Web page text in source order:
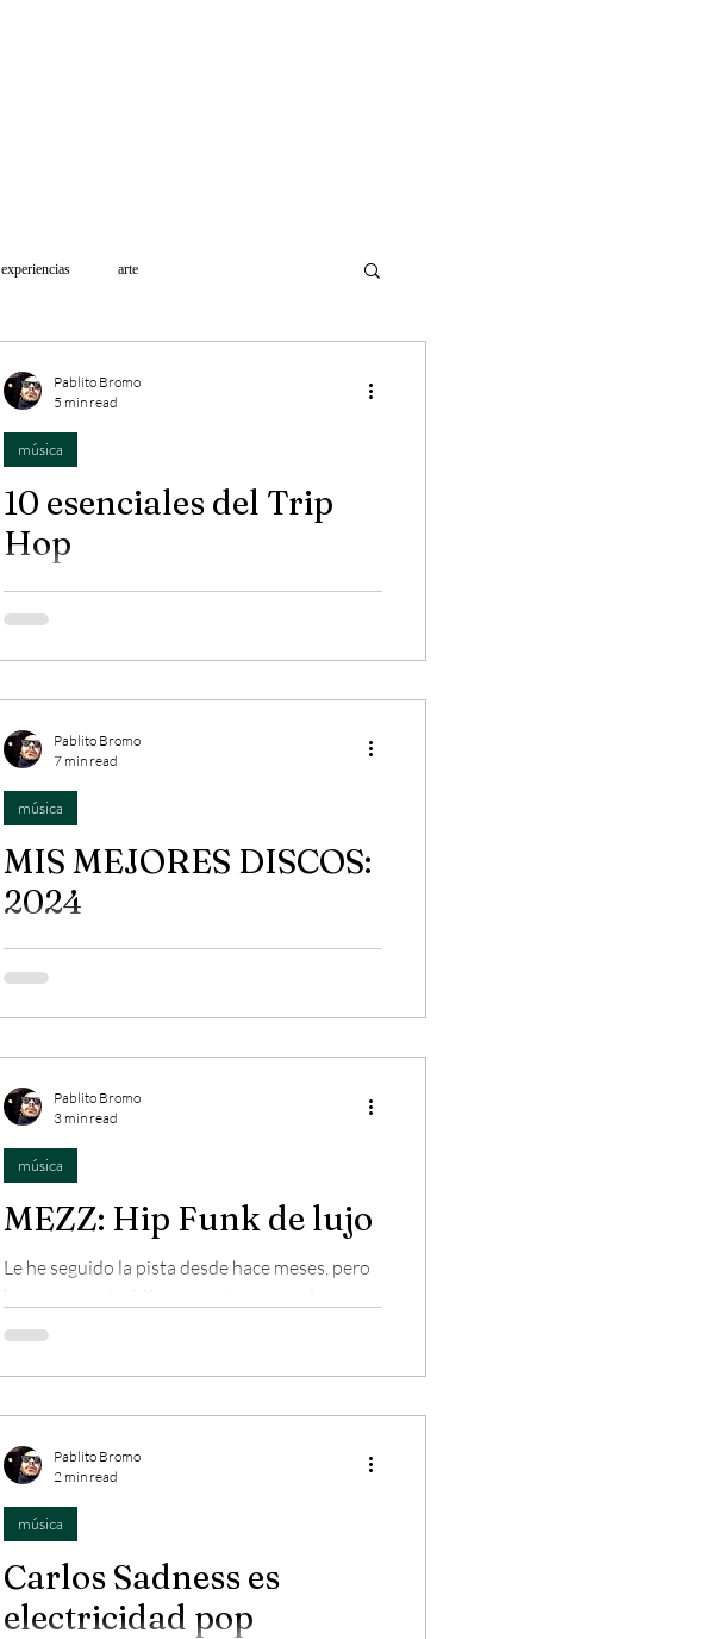
experiencias arte
10 esenciales del Trip
Hop
Amalgamado con reggae, dub, dancehall, soul,
hip hop y jazz; este género ha influenciado
música
Pablito Bromo
5 min read
MIS MEJORES DISCOS:
2024
Acá mis discos favoritos del 2024. Desde
Kendrick Lamar y Nathy Peluso hasta The
música
Pablito Bromo
7 min read
MEZZ: Hip Funk de lujo
Le he seguido la pista desde hace meses, pero
hace poco coincidí por suerte en uno de sus
toques. NO TAN CHILL decía el evento,...
música
Pablito Bromo
3 min read
Carlos Sadness es
electricidad pop
música
Pablito Bromo
2 min read